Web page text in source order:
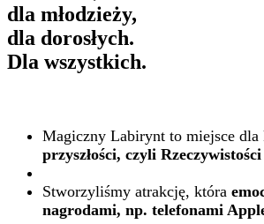
dla młodzieży,
dla dorosłych.
Dla wszystkich.
Magiczny Labirynt to miejsce
przyszłości, czyli
Stworzyliśmy atrakcję, która
nagrodami, np. telefonami